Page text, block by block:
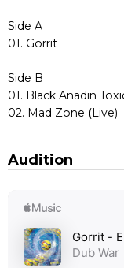
Side A
01. Gorrit
Side B
01. Black Anadin
02. Mad Zone (Live)
Audition